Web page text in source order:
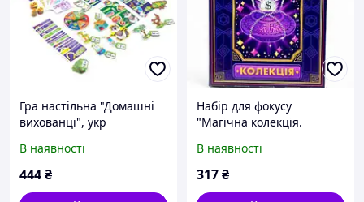
Гра настільна "Домашні
вихованці", укр
В наявності
444₴
Набір для фокусу
"Магічна колекція.
В наявності
317₴